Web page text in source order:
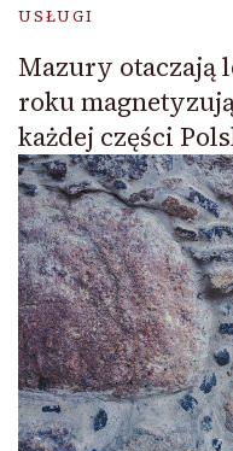
USŁUGI
Mazury otaczają
roku
każdej części